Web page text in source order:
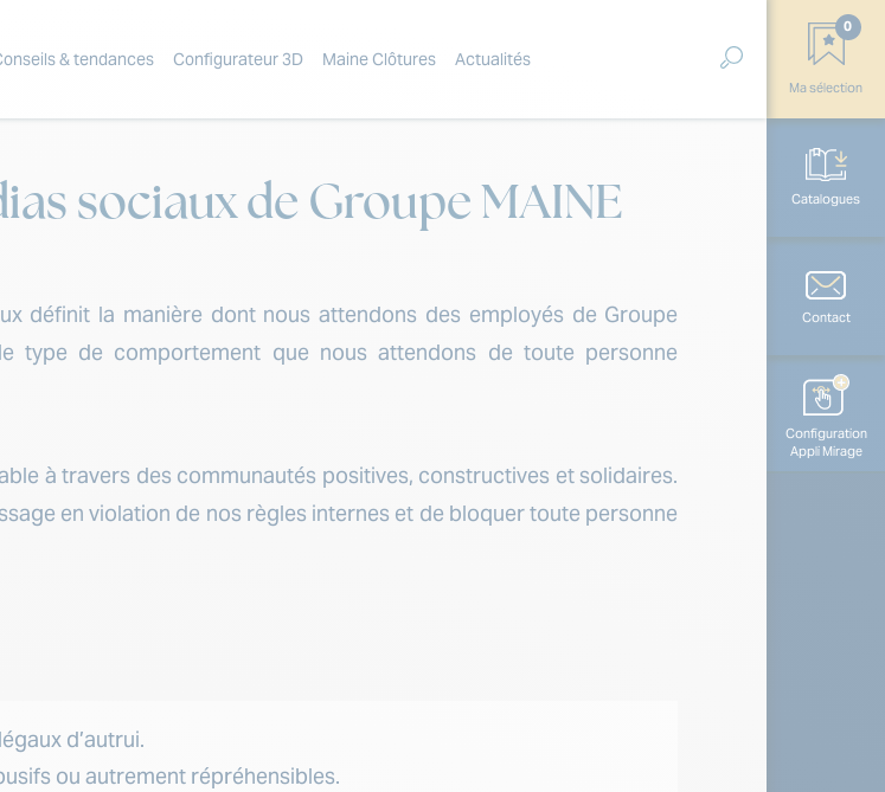
& tendances Configurateur 3D Maine Clôtures Actualités
0
Ma sélection
Catalogues
Contact
Configuration
Appli Mirage
sociaux de Groupe MAINE
définit la manière dont nous attendons des employés de Groupe
type de comportement que nous attendons de toute personne
à travers des communautés positives, constructives et solidaires.
en violation de nos règles internes et de bloquer toute personne
d’autrui.
ou autrement répréhensibles.